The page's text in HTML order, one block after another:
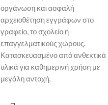
οργάνωση και ασφαλή
αρχειοθέτηση εγγράφων στο
γραφείο, το σχολείο ή
επαγγελματικούς χώρους.
Κατασκευασμένο από ανθεκτικά
υλικά για καθημερινή χρήση με
μεγάλη αντοχή.